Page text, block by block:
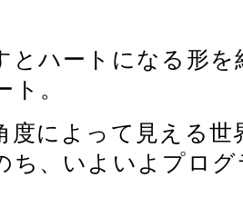
とハートになる形
ト。
度によって見える
ち、いよいよプロ